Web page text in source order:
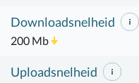
Downloadsnelheid
200 Mb
Uploadsnelheid